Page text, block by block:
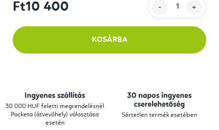
Ft10 400
KOSÁRBA
Ingyenes szállítás
30 000 HUF feletti megrendelésnél
Packeta (átvevőhely) választása
esetén
30 napos ingyenes
cserelehetőség
Sértetlen termék esetében